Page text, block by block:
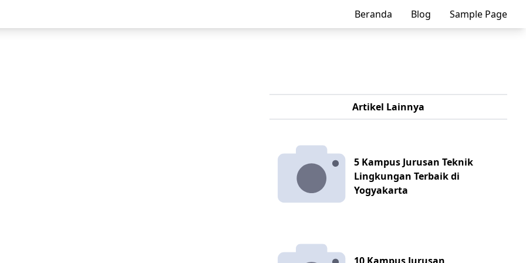
Beranda Blog Sample Page
Artikel Lainnya
5 Kampus Jurusan Teknik
Lingkungan Terbaik di
Yogyakarta